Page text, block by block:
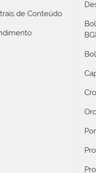
de Conteúdo